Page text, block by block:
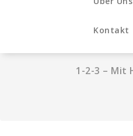
Kontakt
1-2-3 – Mit